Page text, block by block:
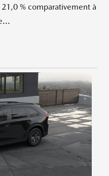
% comparativement à